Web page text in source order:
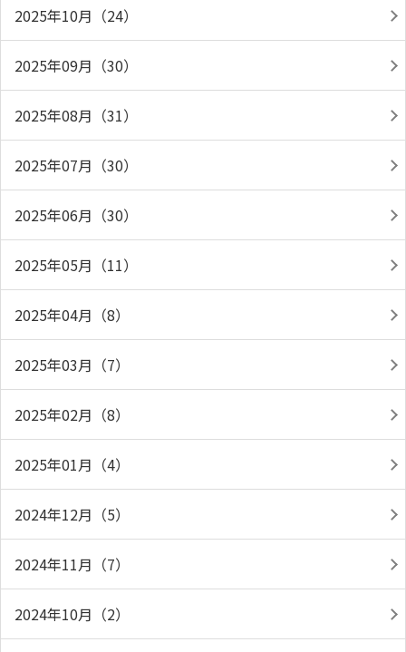
2025年10月（24）
2025年09月（30）
2025年08月（31）
2025年07月（30）
2025年06月（30）
2025年05月（11）
2025年04月（8）
2025年03月（7）
2025年02月（8）
2025年01月（4）
2024年12月（5）
2024年11月（7）
2024年10月（2）